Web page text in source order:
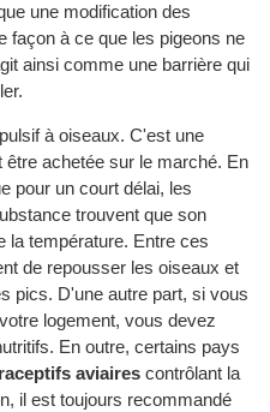
une modification des
façon à ce que les pigeons ne
ainsi comme une barrière qui
à oiseaux. C'est une
achetée sur le marché. En
pour un court délai, les
trouvent que son
la température. Entre ces
de repousser les oiseaux et
pics. D'une autre part, si vous
logement, vous devez
En outre, certains pays
aviaires contrôlant la
il est toujours recommandé